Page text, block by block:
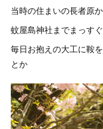
当時の住まいの長者原
蚊屋島神社までまっす
毎日お抱えの大工に鞍
とか